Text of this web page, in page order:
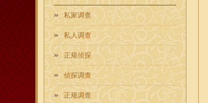
私家调查
私人调查
正规侦探
侦探调查
正规调查